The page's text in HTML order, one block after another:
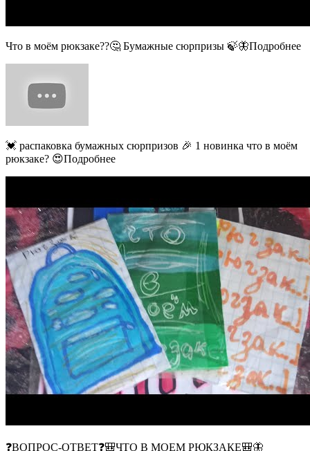
Что в моём рюкзаке??🤔 Бумажные сюрпризы 🍃🦋Подробнее
💓 распаковка бумажных сюрпризов 🎉 1 новинка что в моём
рюкзаке? 😍Подробнее
❓ВОПРОС-ОТВЕТ❓🎒ЧТО В МОЕМ РЮКЗАКЕ🎒🦋